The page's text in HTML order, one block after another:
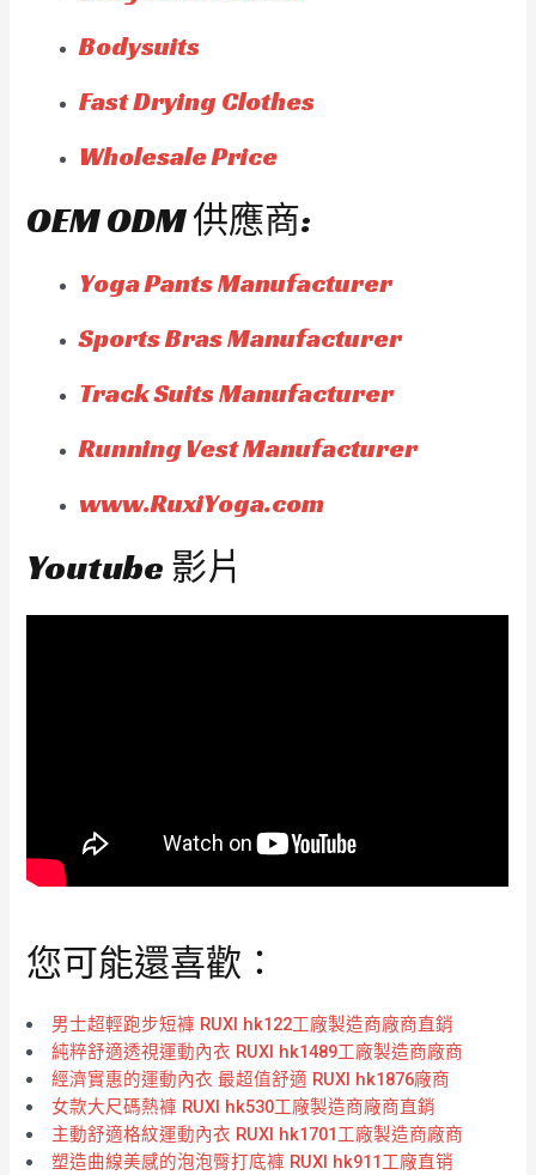
Bodysuits
Fast Drying Clothes
Wholesale Price
OEM ODM 供應商:
Yoga Pants Manufacturer
Sports Bras Manufacturer
Track Suits Manufacturer
Running Vest Manufacturer
www.RuxiYoga.com
Youtube 影片
您可能還喜歡：
男士超輕跑步短褲 RUXI hk122工廠製造商廠商直銷
純粹舒適透視運動內衣 RUXI hk1489工廠製造商廠商
經濟實惠的運動內衣 最超值舒適 RUXI hk1876廠商
女款大尺碼熱褲 RUXI hk530工廠製造商廠商直銷
主動舒適格紋運動內衣 RUXI hk1701工廠製造商廠商
塑造曲線美感的泡泡臀打底褲 RUXI hk911工廠直销